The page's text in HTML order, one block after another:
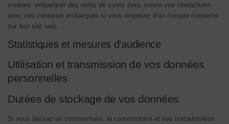
cookies, embarquer des outils de suivis tiers, suivre vos interactions
avec ces contenus embarqués si vous disposez d’un compte connecté
sur leur site web.
Statistiques et mesures d’audience
Utilisation et transmission de vos données
personnelles
Durées de stockage de vos données
Si vous laissez un commentaire, le commentaire et ses métadonnées